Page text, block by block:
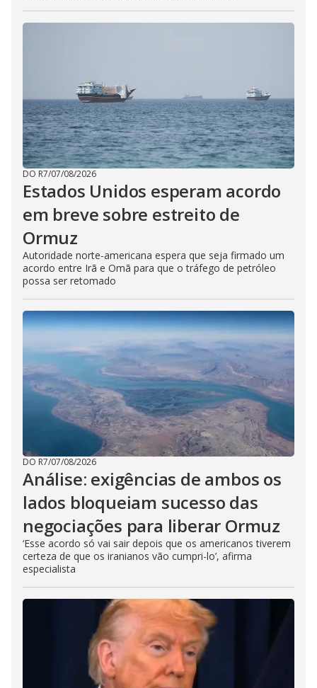
DO R7/07/08/2026
Estados Unidos esperam acordo
em breve sobre estreito de
Ormuz
Autoridade norte-americana espera que seja firmado um
acordo entre Irã e Omã para que o tráfego de petróleo
possa ser retomado
DO R7/07/08/2026
Análise: exigências de ambos os
lados bloqueiam sucesso das
negociações para liberar Ormuz
‘Esse acordo só vai sair depois que os americanos tiverem
certeza de que os iranianos vão cumpri-lo’, afirma
especialista